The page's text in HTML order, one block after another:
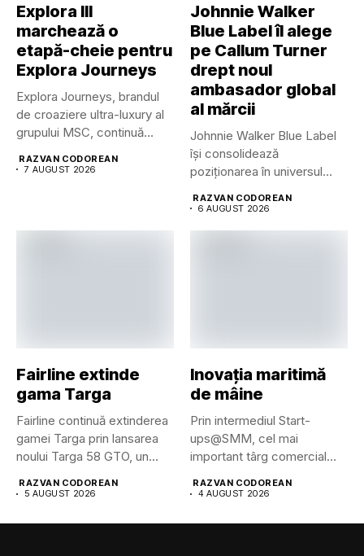
Explora III
marchează o
etapă-cheie pentru
Explora Journeys
Explora Journeys, brandul
de croaziere ultra-luxury al
grupului MSC, continuă
RAZVAN CODOREAN
7 AUGUST 2026
Johnnie Walker
Blue Label îl alege
pe Callum Turner
drept noul
ambasador global
al mărcii
Johnnie Walker Blue Label
își consolidează
poziționarea în universul
RAZVAN CODOREAN
6 AUGUST 2026
Fairline extinde
gama Targa
Fairline continuă extinderea
gamei Targa prin lansarea
noului Targa 58 GTO, un...
RAZVAN CODOREAN
5 AUGUST 2026
Inovația maritimă
de mâine
Prin intermediul Start-
ups@SMM, cel mai
important târg comercial
RAZVAN CODOREAN
4 AUGUST 2026